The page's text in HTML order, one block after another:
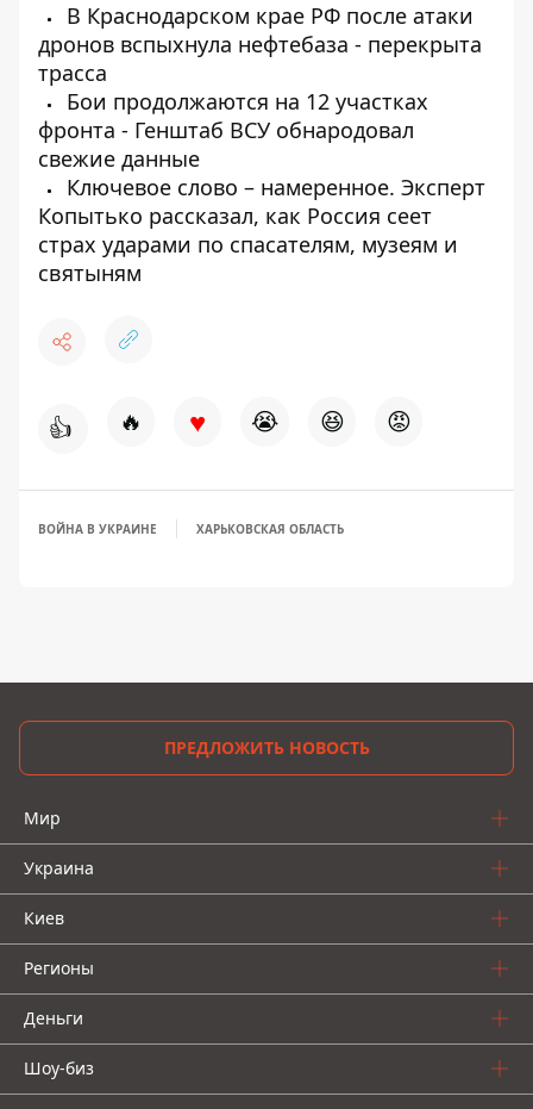
В Краснодарском крае РФ после атаки
дронов вспыхнула нефтебаза - перекрыта
трасса
Бои продолжаются на 12 участках
фронта - Генштаб ВСУ обнародовал
свежие данные
Ключевое слово – намеренное. Эксперт
Копытько рассказал, как Россия сеет
страх ударами по спасателям, музеям и
святыням
👍 🔥 ♥ 😭 😆 😡
ВОЙНА В УКРАИНЕ ХАРЬКОВСКАЯ ОБЛАСТЬ
ПРЕДЛОЖИТЬ НОВОСТЬ
Мир
Украина
Киев
Регионы
Деньги
Шоу-биз